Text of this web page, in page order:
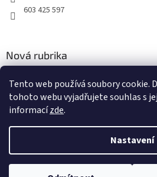
Tento web používá soubory cookie.
tohoto webu vyjadřujete souhlas s
informacízde.
Nastavení
603 425 597
Nová rubrika
2.4.2020
Vytvořil